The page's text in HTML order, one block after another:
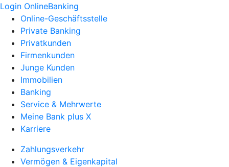
Login OnlineBanking
Online-Geschäftsstelle
Private Banking
Privatkunden
Firmenkunden
Junge Kunden
Immobilien
Banking
Service & Mehrwerte
Meine Bank plus X
Karriere
Zahlungsverkehr
Vermögen & Eigenkapital